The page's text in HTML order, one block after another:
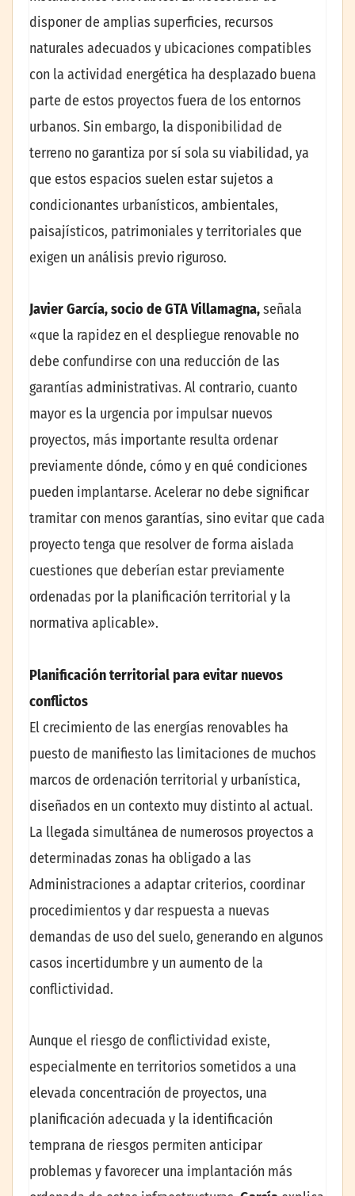
disponer de amplias superficies, recursos
naturales adecuados y ubicaciones compatibles
con la actividad energética ha desplazado buena
parte de estos proyectos fuera de los entornos
urbanos. Sin embargo, la disponibilidad de
terreno no garantiza por sí sola su viabilidad, ya
que estos espacios suelen estar sujetos a
condicionantes urbanísticos, ambientales,
paisajísticos, patrimoniales y territoriales que
exigen un análisis previo riguroso.
Javier García, socio de GTA Villamagna,señala
«que la rapidez en el despliegue renovable no
debe confundirse con una reducción de las
garantías administrativas. Al contrario, cuanto
mayor es la urgencia por impulsar nuevos
proyectos, más importante resulta ordenar
previamente dónde, cómo y en qué condiciones
pueden implantarse. Acelerar no debe significar
tramitar con menos garantías, sino evitar que cada
proyecto tenga que resolver de forma aislada
cuestiones que deberían estar previamente
ordenadas por la planificación territorial y la
normativa aplicable».
Planificación territorial para evitar nuevos
conflictos
El crecimiento de las energías renovables ha
puesto de manifiesto las limitaciones de muchos
marcos de ordenación territorial y urbanística,
diseñados en un contexto muy distinto al actual.
La llegada simultánea de numerosos proyectos a
determinadas zonas ha obligado a las
Administraciones a adaptar criterios, coordinar
procedimientos y dar respuesta a nuevas
demandas de uso del suelo, generando en algunos
casos incertidumbre y un aumento de la
conflictividad.
Aunque el riesgo de conflictividad existe,
especialmente en territorios sometidos a una
elevada concentración de proyectos, una
planificación adecuada y la identificación
temprana de riesgos permiten anticipar
problemas y favorecer una implantación más